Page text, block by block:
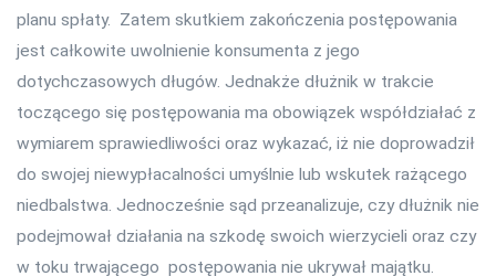
planu spłaty. Zatem skutkiem zakończenia postępowania
jest całkowite uwolnienie konsumenta z jego
dotychczasowych długów. Jednakże dłużnik w trakcie
toczącego się postępowania ma obowiązek współdziałać z
wymiarem sprawiedliwości oraz wykazać, iż nie doprowadził
do swojej niewypłacalności umyślnie lub wskutek rażącego
niedbalstwa. Jednocześnie sąd przeanalizuje, czy dłużnik nie
podejmował działania na szkodę swoich wierzycieli oraz czy
w toku trwającego postępowania nie ukrywał majątku.